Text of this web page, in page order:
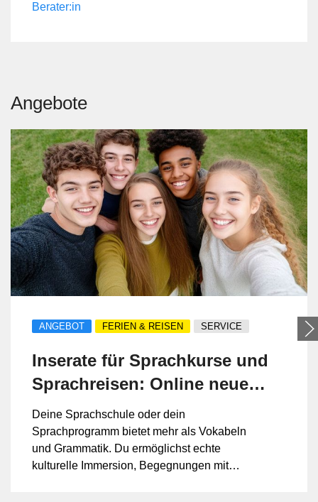
Steigere deine Reichweite im deutschsprachigen Markt –
Berater:in
Angebote
ANGEBOT FERIEN & REISEN SERVICE
Inserate für Sprachkurse und
Sprachreisen: Online neue
Lernende finden
Deine Sprachschule oder dein
Sprachprogramm bietet mehr als Vokabeln
und Grammatik. Du ermöglichst echte
kulturelle Immersion, Begegnungen mit